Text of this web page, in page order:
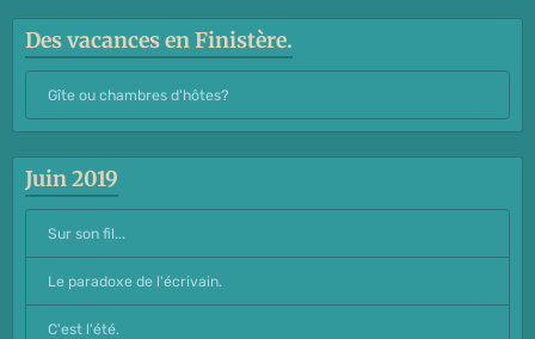
Des vacances en Finistère.
Gîte ou chambres d'hôtes?
Juin 2019
Sur son fil...
Le paradoxe de l'écrivain.
C'est l'été.